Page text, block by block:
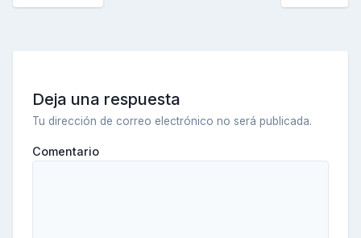
Deja una respuesta
Tu dirección de correo electrónico no será publicada.
Comentario